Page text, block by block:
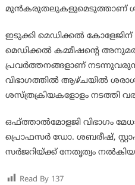
മുന്‍കരുതലുകളുമെടുത്താണ്
ഇടുക്കി മെഡിക്കല്‍
മെഡിക്കല്‍ കമ്മീഷന്റെ
പ്രവര്‍ത്തനങ്ങളാണ്
വിഭാഗത്തില്‍ ആഴ്ചയില്‍
ശസ്ത്രക്രിയകളോളം നടത്തി
ഒഫ്ത്താല്‍മോളജി വിഭാഗം
പ്രൊഫസര്‍ ഡോ. ശബരീഷ്,
സര്‍ജറിയ്ക്ക് നേതൃത്വം
Read By 137